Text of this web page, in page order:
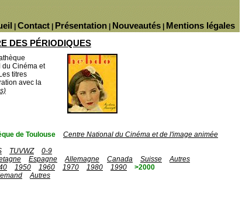
Mentions légales
Nouveautés
Présentation
Contact
DES PÉRIODIQUES
du Cinéma et
titres
avec la
de Toulouse
Centre National du Cinéma et de l'image animée
TUVWZ
0-9
Espagne Allemagne Canada Suisse
Autres
1950 1960 1970 1980 1990
>2000
Autres